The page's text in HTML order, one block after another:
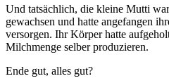
Und tatsächlich, die kleine Mutti
gewachsen und hatte angefangen
versorgen. Ihr Körper hatte
Milchmenge selber produzieren.
Ende gut, alles gut?